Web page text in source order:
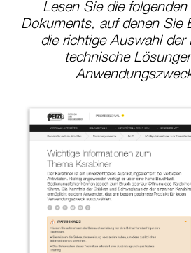
Lesen Sie die
Dokuments, auf denen Sie
die richtige Auswahl der
technische